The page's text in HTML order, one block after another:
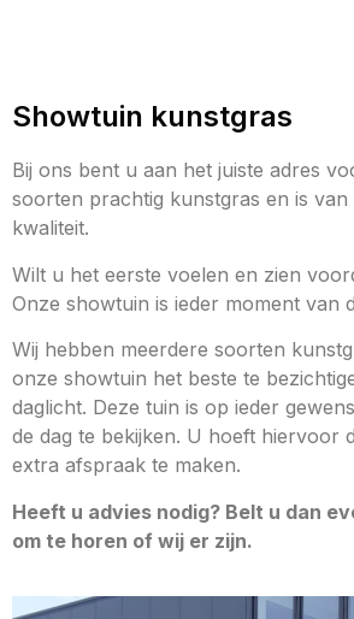
Showtuin kunstgras
Bij ons bent u aan het juiste adres
soorten prachtig kunstgras en is van
kwaliteit.
Wilt u het eerste voelen en zien
Onze showtuin is ieder moment van
Wij hebben meerdere soorten
onze showtuin het beste te
daglicht. Deze tuin is op ieder
de dag te bekijken. U hoeft hiervoor
extra afspraak te maken.
Heeft u advies nodig? Belt u dan
om te horen of wij er zijn.